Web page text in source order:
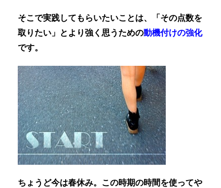
そこで実践してもらいたいことは、「その点数を
取りたい」とより強く思うための動機付けの強化
です。
ちょうど今は春休み。この時期の時間を使ってや